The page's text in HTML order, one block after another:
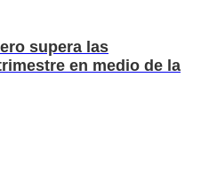
supera las
en medio de la